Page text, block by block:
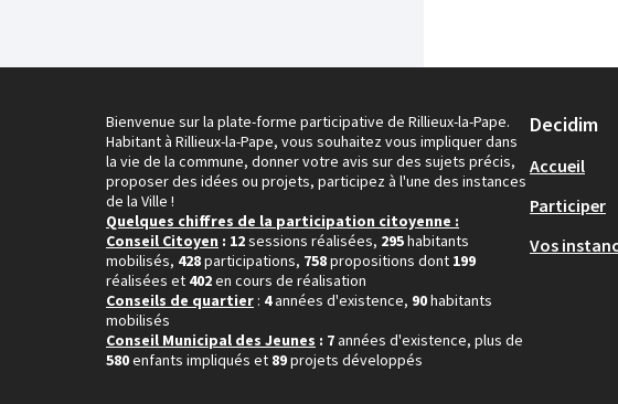
Bienvenue sur la plate-forme participative de Rillieux-la-Pape.
Habitant à Rillieux-la-Pape, vous souhaitez vous impliquer dans
la vie de la commune, donner votre avis sur des sujets précis,
proposer des idées ou projets, participez à l'une des instances
de la Ville !
Quelques chiffres de la participation citoyenne :
Conseil Citoyen : 12sessions réalisées, 295habitants
mobilisés, 428participations, 758propositions dont 199
réalisées et 402en cours de réalisation
Conseils de quartier : 4années d'existence, 90habitants
mobilisés
Conseil Municipal des Jeunes : 7années d'existence, plus de
580enfants impliqués et 89projets développés
Decidim
Accueil
Participer
Vos